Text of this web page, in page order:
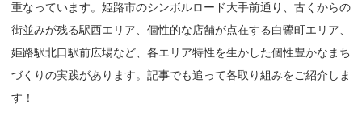
重なっています。姫路市のシンボルロード大手前通り、古くからの
街並みが残る駅西エリア、個性的な店舗が点在する白鷺町エリア、
姫路駅北口駅前広場など、各エリア特性を生かした個性豊かなまち
づくりの実践があります。記事でも追って各取り組みをご紹介しま
す！